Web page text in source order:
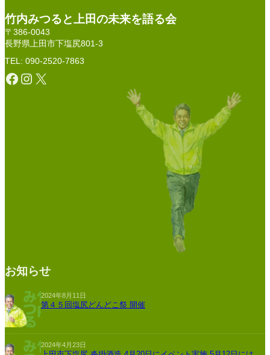
竹内みつると上田の未来を語る会
〒386-0043
長野県上田市下塩尻801-3
TEL: 090-2520-7863
Facebook Instagram X
お知らせ
2024年8月11日
第４５回塩尻どんどこ祭 開催
2024年4月23日